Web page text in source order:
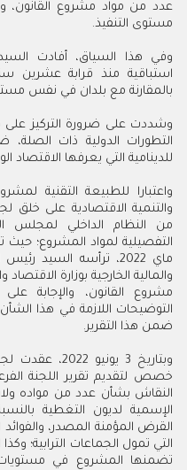
عدد من مواد مشروع
مستوى التنفيذ.
وفي هذا السياق، أفادت
استباقية منذ قرابة عشرين
بالمقارنة مع بلدان في نفس
وشددت على ضرورة التركيز على
التطورات الدولية ذات الصلة،
للدينامية التي يعرفها الاقتصاد
واعتبارا للطبيعة التقنية
من النظام الداخلي لمجلس
ماي 2022، ترأسه السيد
والمالية الخارجية بوزارة
مشروع القانون، والإجابة
التوضيحات اللازمة في هذا
ضمن هذا التقرير.
وبتاريخ 3
خصص لتقديم تقرير اللجنة
النقاش بشأن عدد من مواده
الإسمية لديون التغطية
القرض المؤمنة المصدر،
التي تمول الجماعات الترابية؛